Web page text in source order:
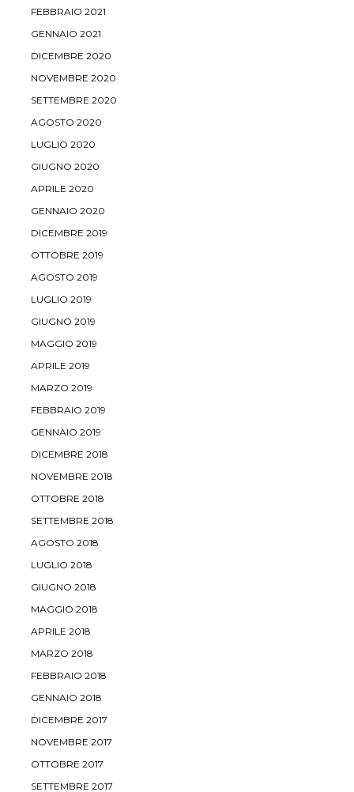
FEBBRAIO 2021
GENNAIO 2021
DICEMBRE 2020
NOVEMBRE 2020
SETTEMBRE 2020
AGOSTO 2020
LUGLIO 2020
GIUGNO 2020
APRILE 2020
GENNAIO 2020
DICEMBRE 2019
OTTOBRE 2019
AGOSTO 2019
LUGLIO 2019
GIUGNO 2019
MAGGIO 2019
APRILE 2019
MARZO 2019
FEBBRAIO 2019
GENNAIO 2019
DICEMBRE 2018
NOVEMBRE 2018
OTTOBRE 2018
SETTEMBRE 2018
AGOSTO 2018
LUGLIO 2018
GIUGNO 2018
MAGGIO 2018
APRILE 2018
MARZO 2018
FEBBRAIO 2018
GENNAIO 2018
DICEMBRE 2017
NOVEMBRE 2017
OTTOBRE 2017
SETTEMBRE 2017